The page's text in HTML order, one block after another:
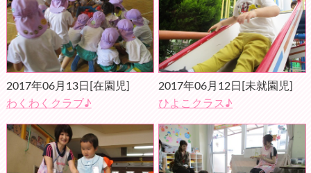
2017年06月13日 [在園児]
わくわくクラブ♪
2017年06月12日 [未就園児]
ひよこクラス♪